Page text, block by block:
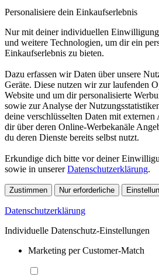
Personalisiere dein Einkaufserlebnis
Nur mit deiner individuellen
und weitere Technologien, um dir ein
Einkaufserlebnis zu bieten.
Dazu erfassen wir Daten über unsere
Geräte. Diese nutzen wir zur laufenden
Website und um dir personalisierte
sowie zur Analyse der
deine verschlüsselten Daten mit
dir über deren Online-Werbekanäle
du deren Dienste bereits selbst nutzt.
Erkundige dich bitte vor deiner
sowie in unsererDatenschutzerklärung.
Zustimmen Nur erforderliche
Datenschutzerklärung
Individuelle Datenschutz-Einstellungen
Marketing per Customer-Match